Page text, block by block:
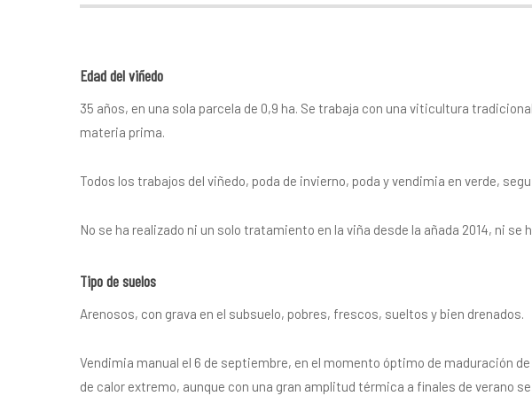
Edad del viñedo
35 años, en una sola parcela de 0,9 ha. Se trabaja con una viticultura
materia prima.
Todos los trabajos del viñedo, poda de invierno, poda y vendimia en verde,
No se ha realizado ni un solo tratamiento en la viña desde la añada 2014, ni
Tipo de suelos
Arenosos, con grava en el subsuelo, pobres, frescos, sueltos y bien drenados.
Vendimia manual el 6 de septiembre, en el momento óptimo de maduración
de calor extremo, aunque con una gran amplitud térmica a finales de verano